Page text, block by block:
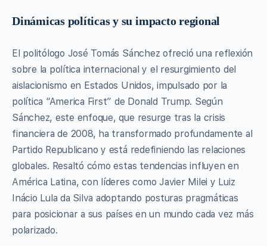
Dinámicas políticas y su impacto regional
El politólogo José Tomás Sánchez ofreció una reflexión
sobre la política internacional y el resurgimiento del
aislacionismo en Estados Unidos, impulsado por la
política “America First” de Donald Trump. Según
Sánchez, este enfoque, que resurge tras la crisis
financiera de 2008, ha transformado profundamente al
Partido Republicano y está redefiniendo las relaciones
globales. Resaltó cómo estas tendencias influyen en
América Latina, con líderes como Javier Milei y Luiz
Inácio Lula da Silva adoptando posturas pragmáticas
para posicionar a sus países en un mundo cada vez más
polarizado.